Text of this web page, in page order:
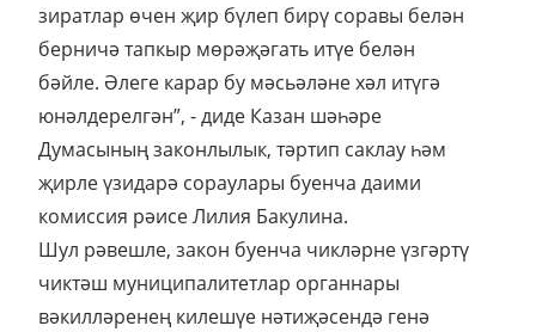
зиратлар өчен җир бүлеп бирү соравы белән
берничә тапкыр мөрәҗәгать итүе белән
бәйле. Әлеге карар бу мәсьәләне хәл итүгә
юнәлдерелгән”, - диде Казан шәһәре
Думасының законлылык, тәртип саклау һәм
җирле үзидарә сораулары буенча даими
комиссия рәисе Лилия Бакулина.
Шул рәвешле, закон буенча чикләрне үзгәртү
чиктәш муниципалитетлар органнары
вәкилләренең килешүе нәтиҗәсендә генә